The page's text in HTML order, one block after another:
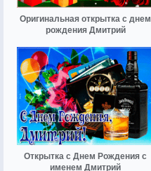
Оригинальная открытка с днем
рождения Дмитрий
Открытка с Днем Рождения с
именем Дмитрий